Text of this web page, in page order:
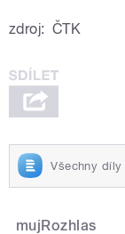
zdroj: ČTK
Všechny díly
mujRozhlas